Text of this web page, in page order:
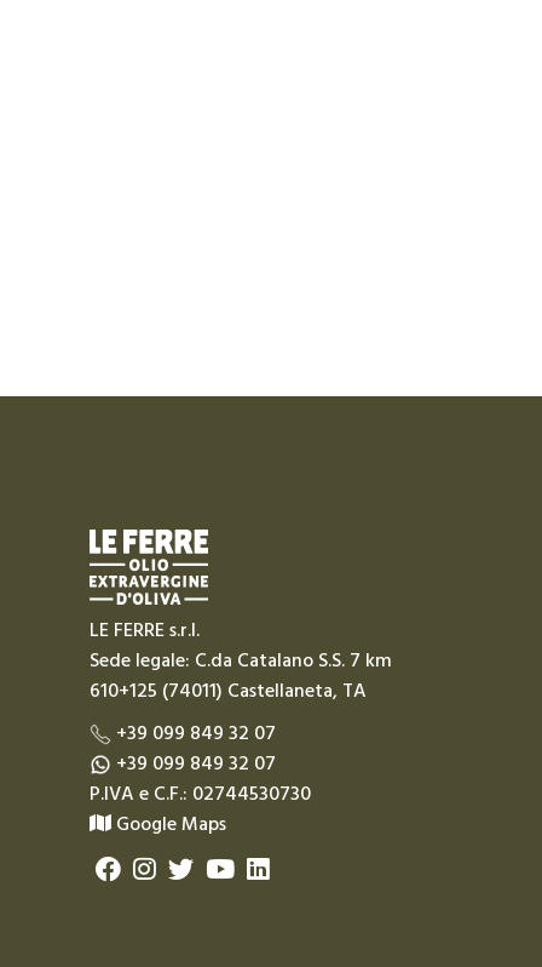
LE FERRE s.r.l.
Sede legale: C.da Catalano S.S. 7 km
610+125 (74011) Castellaneta, TA
+39 099 849 32 07
+39 099 849 32 07
P.IVA e C.F.: 02744530730
Google Maps